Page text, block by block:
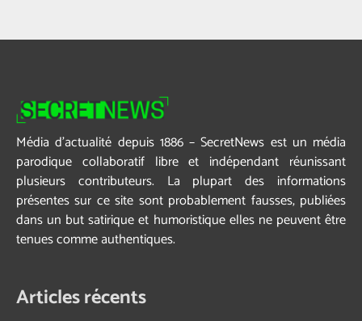
Média d’actualité depuis 1886 – SecretNews est un média
parodique collaboratif libre et indépendant réunissant
plusieurs contributeurs. La plupart des informations
présentes sur ce site sont probablement fausses, publiées
dans un but satirique et humoristique elles ne peuvent être
tenues comme authentiques.
Articles récents